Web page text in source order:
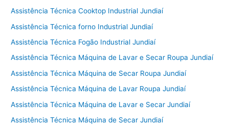
Assistência Técnica Cooktop Industrial Jundiaí
Assistência Técnica forno Industrial Jundiaí
Assistência Técnica Fogão Industrial Jundiaí
Assistência Técnica Máquina de Lavar e Secar Roupa Jundiaí
Assistência Técnica Máquina de Secar Roupa Jundiaí
Assistência Técnica Máquina de Lavar Roupa Jundiaí
Assistência Técnica Máquina de Lavar e Secar Jundiaí
Assistência Técnica Máquina de Secar Jundiaí